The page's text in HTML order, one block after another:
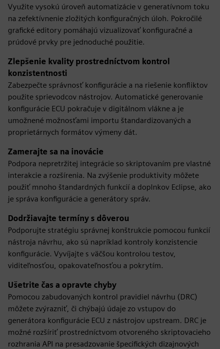
Využite vysokú úroveň automatizácie v generatívnom toku
na zefektívnenie zložitých konfiguračných úloh. Pokročilé
grafické editory pomáhajú vizualizovať konfiguračné a
prúdové prvky pre jednoduché použitie.
Zlepšenie kvality prostredníctvom kontrol
konzistentnosti
Zabezpečte správnosť konfigurácie a na riešenie konfliktov
použite sprievodcov nástrojov. Automatické generovanie
konfigurácie ECU pokračuje v digitálnom vlákne a je
umožnené možnosťami importu štandardizovaných a
proprietárnych formátov výmeny dát.
Zamerajte sa na inovácie
Podpora nepretržitej integrácie so skriptovaním pre vlastné
interakcie a rozšírenia. Na zvýšenie produktivity môžete
použiť mnoho štandardných funkcií a doplnkov Eclipse, ako
je správa konfigurácie a generátory správ.
Dodržiavajte termíny s dôverou
Podporujte stratégiu správnej konštrukcie pomocou funkcií
nástroja návrhu, ako sú napríklad kontroly konzistencie
konfigurácie. Vyvíjajte s väčšou kontrolou testov,
viditeľnosťou, opakovateľnosťou a pokrytím.
Ušetrite čas a opravte chyby
Pomocou zabudovaných kontrol pravidiel návrhu (DRC)
môžete zvýrazniť, či chýbajú údaje zo vstupov do
generátora konfigurácie ECU z nástrojov upstream. DRC je
možné rozšíriť prostredníctvom otvoreného skriptovacieho
rozhrania API na presadzovanie špecifických dizajnových